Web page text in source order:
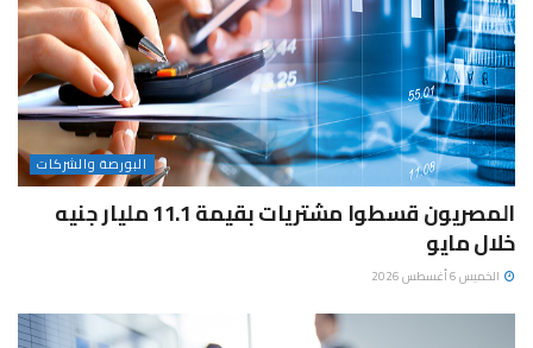
البورصة والشركات
المصريون قسطوا مشتريات بقيمة 11.1 مليار جنيه
خلال مايو
الخميس 6 أغسطس 2026